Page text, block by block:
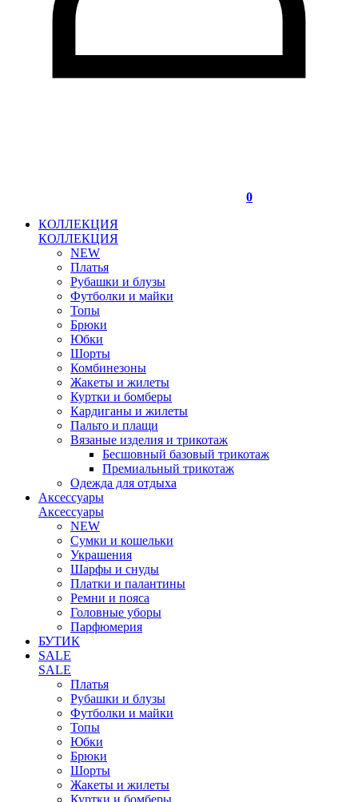
0
КОЛЛЕКЦИЯ
КОЛЛЕКЦИЯ
NEW
Платья
Рубашки и блузы
Футболки и майки
Топы
Брюки
Юбки
Шорты
Комбинезоны
Жакеты и жилеты
Куртки и бомберы
Кардиганы и жилеты
Пальто и плащи
Вязаные изделия и трикотаж
Бесшовный базовый трикотаж
Премиальный трикотаж
Одежда для отдыха
Аксессуары
Аксессуары
NEW
Сумки и кошельки
Украшения
Шарфы и снуды
Платки и палантины
Ремни и пояса
Головные уборы
Парфюмерия
БУТИК
SALE
SALE
Платья
Рубашки и блузы
Футболки и майки
Топы
Юбки
Брюки
Шорты
Жакеты и жилеты
Куртки и бомберы